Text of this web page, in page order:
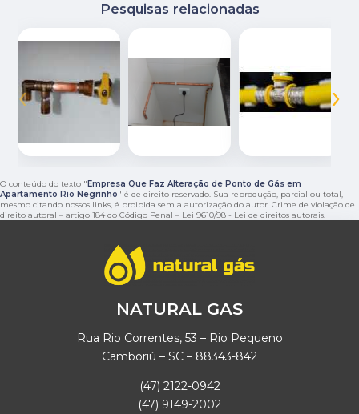
Pesquisas relacionadas
‹ ›
O conteúdo do texto " Empresa Que Faz Alteração de Ponto de Gás em
Apartamento Rio Negrinho" é de direito reservado. Sua reprodução, parcial ou total,
mesmo citando nossos links, é proibida sem a autorização do autor. Crime de violação de
direito autoral – artigo 184 do Código Penal – Lei 9610/98 - Lei de direitos autorais.
NATURAL GAS
Rua Rio Correntes, 53 – Rio Pequeno
Camboriú – SC – 88343-842
(47) 2122-0942
(47) 9149-2002